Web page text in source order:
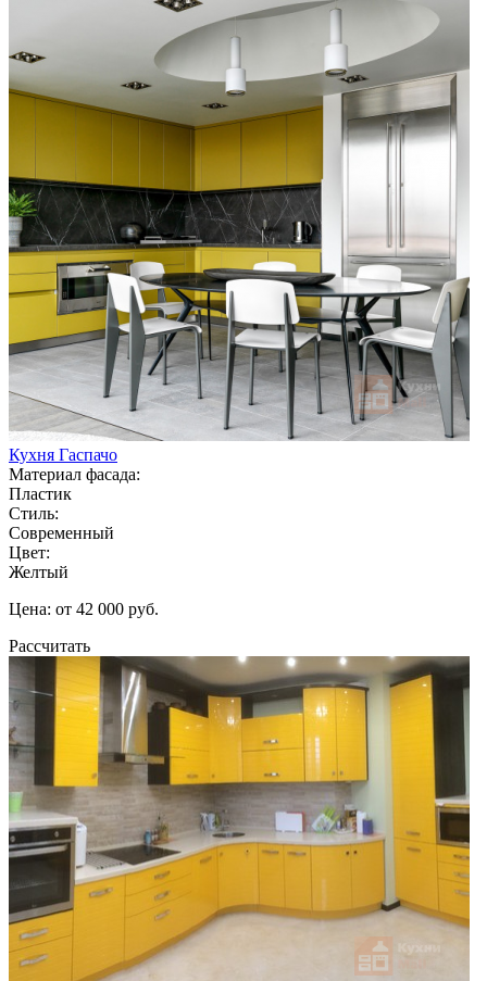
Кухня Гаспачо
Материал фасада:
Пластик
Стиль:
Современный
Цвет:
Желтый
Цена: от 42 000 руб.
Рассчитать